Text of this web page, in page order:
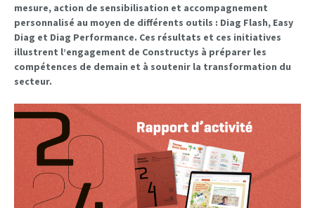
mesure, action de sensibilisation et accompagnement
personnalisé au moyen de différents outils : Diag Flash, Easy
Diag et Diag Performance. Ces résultats et ces initiatives
illustrent l’engagement de Constructys à préparer les
compétences de demain et à soutenir la transformation du
secteur.